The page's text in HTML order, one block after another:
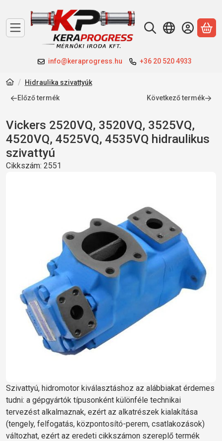
info@keraprogress.hu +36 20 520 4933
A
Hidraulika szivattyúk
Előző termék
Következő termék
Vickers 2520VQ, 3520VQ, 3525VQ,
4520VQ, 4525VQ, 4535VQ hidraulikus
szivattyú
Cikkszám: 2551
Szivattyú, hidromotor kiválasztáshoz az alábbiakat érdemes
tudni: a gépgyártók típusonként különféle technikai
tervezést alkalmaznak, ezért az alkatrészek kialakítása
(tengely, felfogatás, központosító-perem, csatlakozások)
változhat, ezért az eredeti cikkszámon szereplő termék